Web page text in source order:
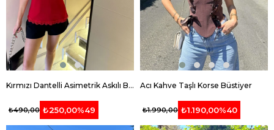
Kırmızı Dantelli Asimetrik Askılı Bluz
₺250,00%49
₺490,00
Acı Kahve Taşlı Korse Büstiyer
₺1.190,00%40
₺1.990,00